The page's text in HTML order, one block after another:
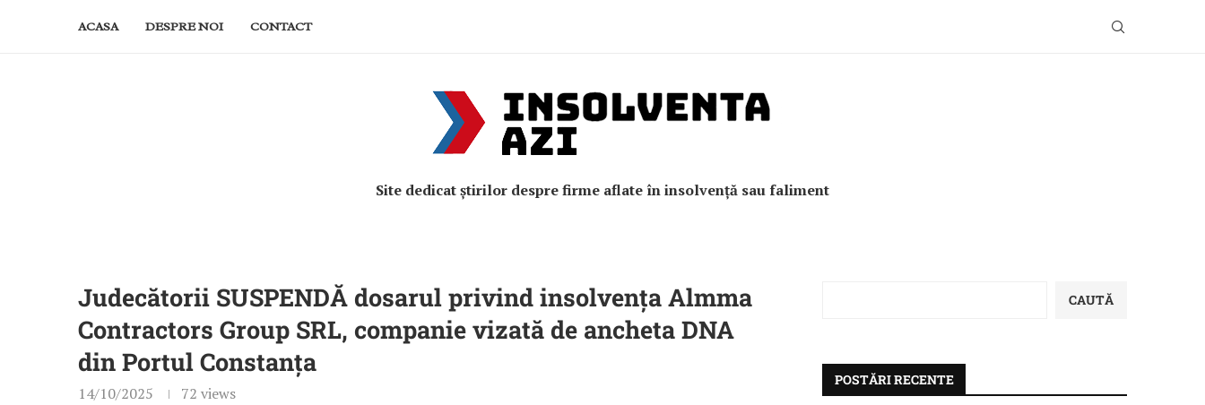
ACASA DESPRE NOI CONTACT
Site dedicat știrilor despre firme aflate în insolvență sau faliment
Judecătorii SUSPENDĂ dosarul privind insolvența Almma
Contractors Group SRL, companie vizată de ancheta DNA
din Portul Constanța
14/10/2025 72 views
CAUTĂ
POSTĂRI RECENTE